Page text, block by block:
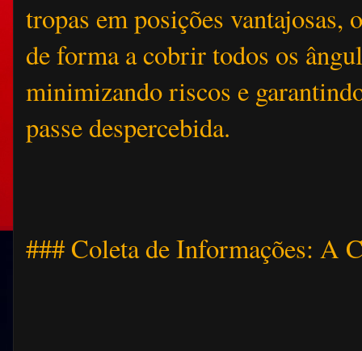
tropas em posições vantajosas,
de forma a cobrir todos os
minimizando riscos e
passe despercebida.
### Coleta de Informações: A